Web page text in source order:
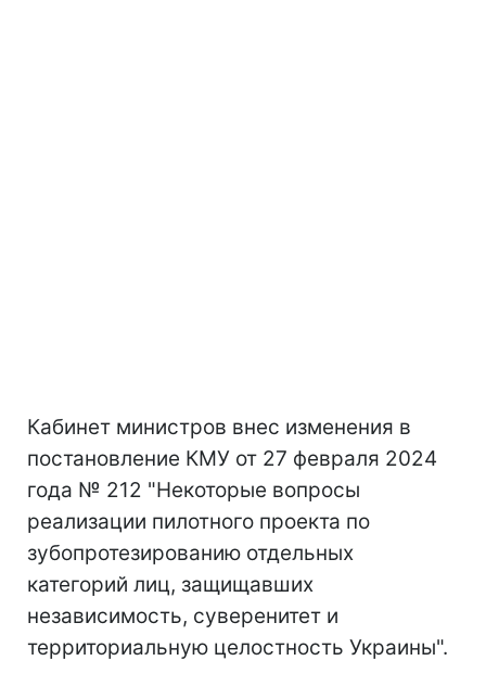
Кабинет министров внес изменения в
постановление КМУ от 27 февраля 2024
года № 212 "Некоторые вопросы
реализации пилотного проекта по
зубопротезированию отдельных
категорий лиц, защищавших
независимость, суверенитет и
территориальную целостность Украины".